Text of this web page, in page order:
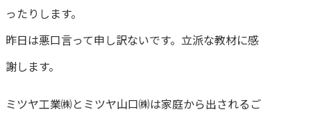
ったりします。
昨日は悪口言って申し訳ないです。立派な教材に感
謝します。
ミツヤ工業㈱とミツヤ山口㈱は家庭から出されるご